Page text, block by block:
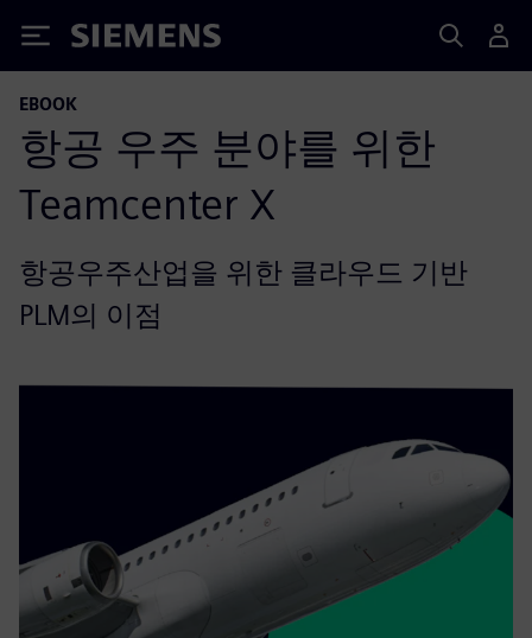
Siemens
EBOOK
항공 우주 분야를 위한
Teamcenter X
항공우주산업을 위한 클라우드 기반
PLM의 이점